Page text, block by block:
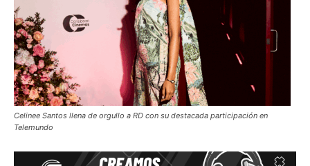
Celinee Santos llena de orgullo a RD con su destacada participación en
Telemundo